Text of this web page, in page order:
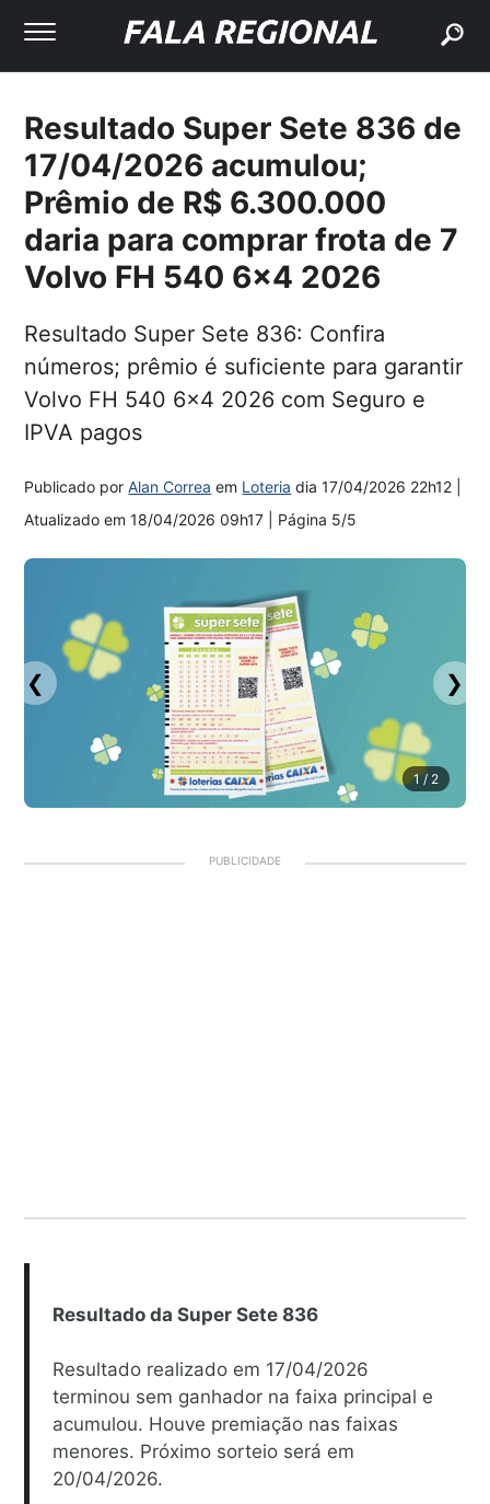
Resultado Super Sete 836 de
17/04/2026 acumulou;
Prêmio de R$ 6.300.000
daria para comprar frota de 7
Volvo FH 540 6x4 2026
Resultado Super Sete 836: Confira
números; prêmio é suficiente para garantir
Volvo FH 540 6x4 2026 com Seguro e
IPVA pagos
Publicado porAlan Correa em Loteria dia17/04/2026 22h12
Atualizado em18/04/2026 09h17 | Página 5/5
❮ ❯
1/ 2
PUBLICIDADE
Resultado da Super Sete 836
Resultado realizado em 17/04/2026
terminou sem ganhador na faixa principal e
acumulou. Houve premiação nas faixas
menores. Próximo sorteio será em
20/04/2026.